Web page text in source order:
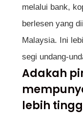
melalui bank,
berlesen yang
Malaysia. Ini
segi undang-
Adakah
lebih